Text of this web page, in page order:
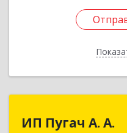
ИП Пугач А. А.